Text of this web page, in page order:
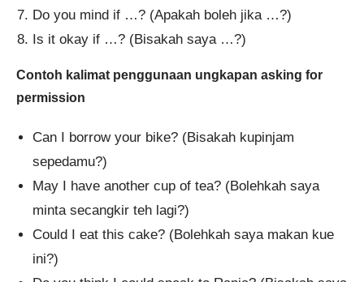
Do you mind if …? (Apakah boleh jika …?)
Is it okay if …? (Bisakah saya …?)
Contoh kalimat penggunaan ungkapan asking for
permission
Can I borrow your bike? (Bisakah kupinjam
sepedamu?)
May I have another cup of tea? (Bolehkah saya
minta secangkir teh lagi?)
Could I eat this cake? (Bolehkah saya makan kue
ini?)